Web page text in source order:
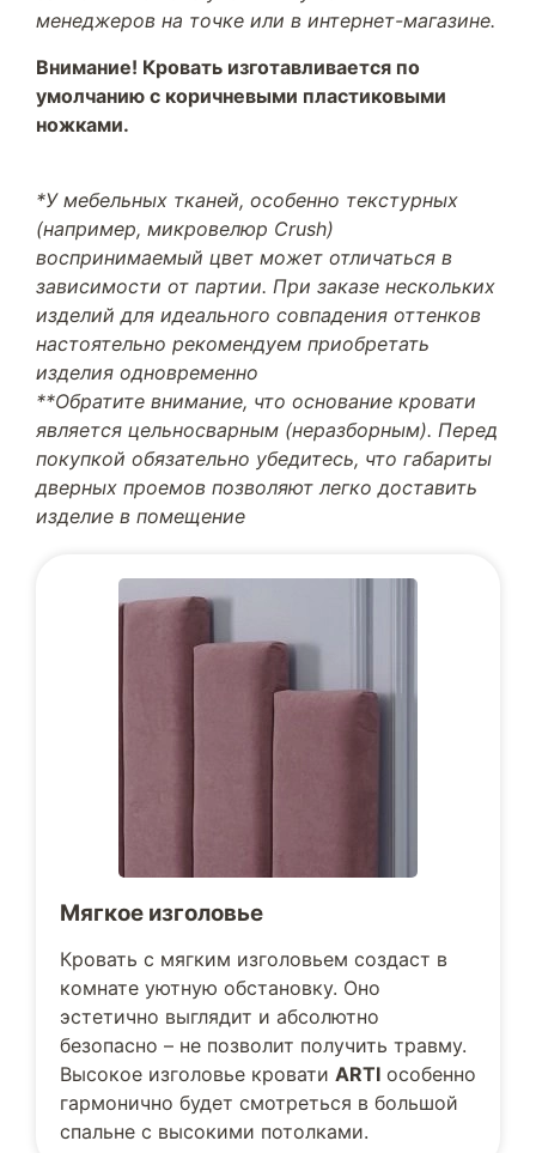
менеджеров на точке или в интернет-магазине.
Внимание! Кровать изготавливается по
умолчанию с коричневыми пластиковыми
ножками.
*У мебельных тканей, особенно текстурных
(например, микровелюр Crush)
воспринимаемый цвет может отличаться в
зависимости от партии. При заказе нескольких
изделий для идеального совпадения оттенков
настоятельно рекомендуем приобретать
изделия одновременно
**Обратите внимание, что основание кровати
является цельносварным (неразборным). Перед
покупкой обязательно убедитесь, что габариты
дверных проемов позволяют легко доставить
изделие в помещение
Мягкое изголовье
Кровать с мягким изголовьем создаст в
комнате уютную обстановку. Оно
эстетично выглядит и абсолютно
безопасно – не позволит получить травму.
Высокое изголовье кровати ARTI особенно
гармонично будет смотреться в большой
спальне с высокими потолками.